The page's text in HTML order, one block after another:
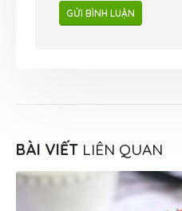
BÀI VIẾT LIÊN QUAN